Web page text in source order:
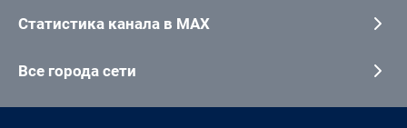
Статистика канала в MAX
Все города сети